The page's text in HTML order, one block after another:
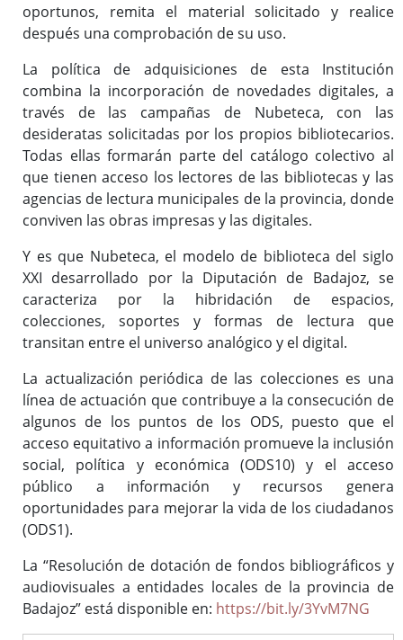
oportunos, remita el material solicitado y realice
después una comprobación de su uso.
La política de adquisiciones de esta Institución
combina la incorporación de novedades digitales, a
través de las campañas de Nubeteca, con las
desideratas solicitadas por los propios bibliotecarios.
Todas ellas formarán parte del catálogo colectivo al
que tienen acceso los lectores de las bibliotecas y las
agencias de lectura municipales de la provincia, donde
conviven las obras impresas y las digitales.
Y es que Nubeteca, el modelo de biblioteca del siglo
XXI desarrollado por la Diputación de Badajoz, se
caracteriza por la hibridación de espacios,
colecciones, soportes y formas de lectura que
transitan entre el universo analógico y el digital.
La actualización periódica de las colecciones es una
línea de actuación que contribuye a la consecución de
algunos de los puntos de los ODS, puesto que el
acceso equitativo a información promueve la inclusión
social, política y económica (ODS10) y el acceso
público a información y recursos genera
oportunidades para mejorar la vida de los ciudadanos
(ODS1).
La “Resolución de dotación de fondos bibliográficos y
audiovisuales a entidades locales de la provincia de
Badajoz” está disponible en: https://bit.ly/3YvM7NG